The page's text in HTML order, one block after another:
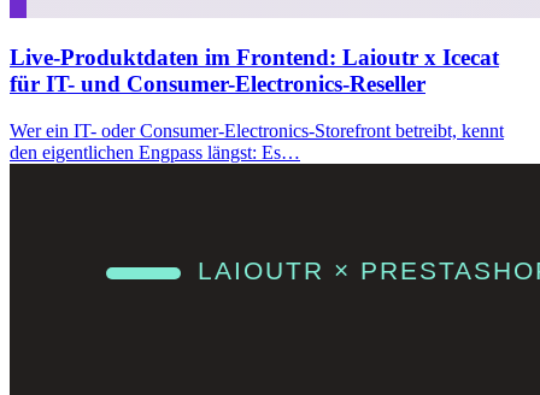
Live-Produktdaten im Frontend: Laioutr x Icecat
für IT- und Consumer-Electronics-Reseller
Wer ein IT- oder Consumer-Electronics-Storefront betreibt, kennt
den eigentlichen Engpass längst: Es…